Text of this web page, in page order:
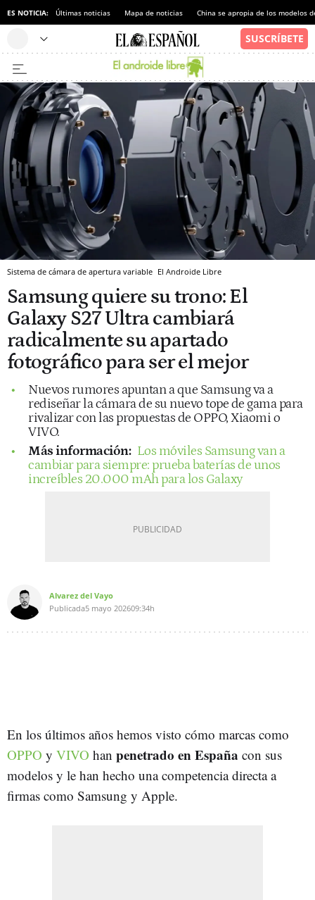
ES NOTICIA: Últimas noticias Mapa de noticias China se apropia de los modelos
Sistema de cámara de apertura variable El Androide Libre
Samsung quiere su trono: El
Galaxy S27 Ultra cambiará
radicalmente su apartado
fotográfico para ser el mejor
Nuevos rumores apuntan a que Samsung va a
rediseñar la cámara de su nuevo tope de gama para
rivalizar con las propuestas de OPPO, Xiaomi o
VIVO.
Más información: Los móviles Samsung van a
cambiar para siempre: prueba baterías de unos
increíbles 20.000 mAh para los Galaxy
Alvarez del Vayo
Publicada5 mayo 202609:34h
En los últimos años hemos visto cómo marcas como
OPPO y VIVO han penetrado en España con sus
modelos y le han hecho una competencia directa a
firmas como Samsung y Apple.